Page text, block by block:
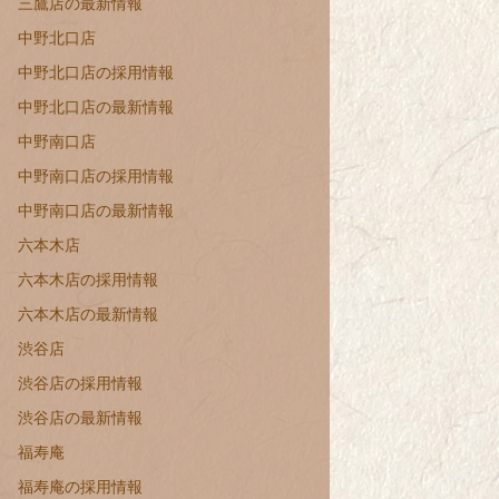
中野北口店
中野北口店の採用情報
中野北口店の最新情報
中野南口店
中野南口店の採用情報
中野南口店の最新情報
六本木店
六本木店の採用情報
六本木店の最新情報
渋谷店
渋谷店の採用情報
渋谷店の最新情報
福寿庵
福寿庵の採用情報